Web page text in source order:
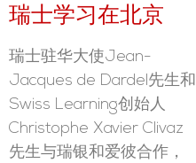
瑞士学习在北京
瑞士驻华大使Jean-
Jacques de Dardel先生和
Swiss Learning创始人
Christophe Xavier Clivaz
先生与瑞银和爱彼合作，